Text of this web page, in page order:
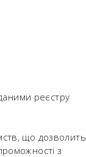
реєстру
що дозволить
з